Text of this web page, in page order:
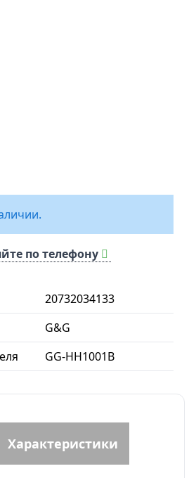
20732034133
G&G
GG-HH1001B
по телефону
Характеристики